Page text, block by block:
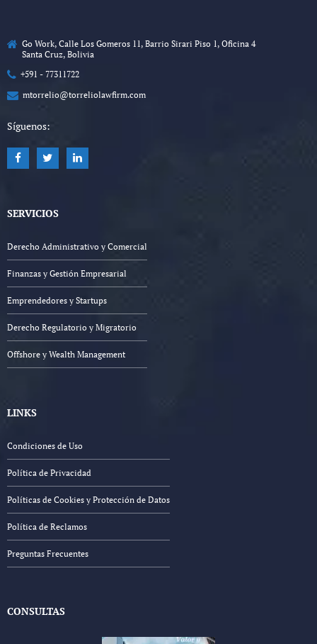
Go Work, Calle Los Gomeros 11, Barrio Sirari Piso 1, Oficina 4
Santa Cruz, Bolivia
+591 - 77311722
mtorrelio@torreliolawfirm.com
Síguenos:
SERVICIOS
Derecho Administrativo y Comercial
Finanzas y Gestión Empresarial
Emprendedores y Startups
Derecho Regulatorio y Migratorio
Offshore y Wealth Management
LINKS
Condiciones de Uso
Política de Privacidad
Políticas de Cookies y Protección de Datos
Política de Reclamos
Preguntas Frecuentes
CONSULTAS